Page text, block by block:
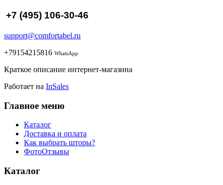
+7 (495) 106-30-46
support@comfortabel.ru
+79154215816 WhatsApp
Краткое описание интернет-магазина
Работает на InSales
Главное меню
Каталог
Доставка и оплата
Как выбрать шторы?
ФотоОтзывы
Каталог